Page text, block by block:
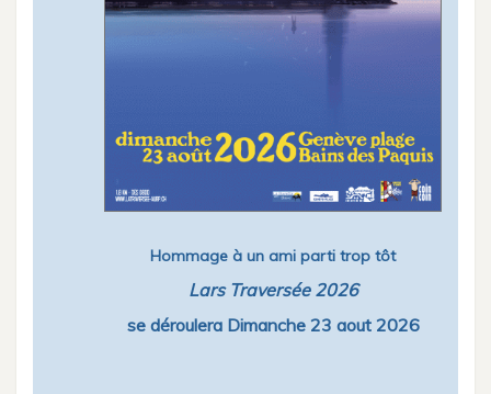
Hommage à un ami parti trop tôt
Lars Traversée 2026
se déroulera Dimanche 23 aout 2026